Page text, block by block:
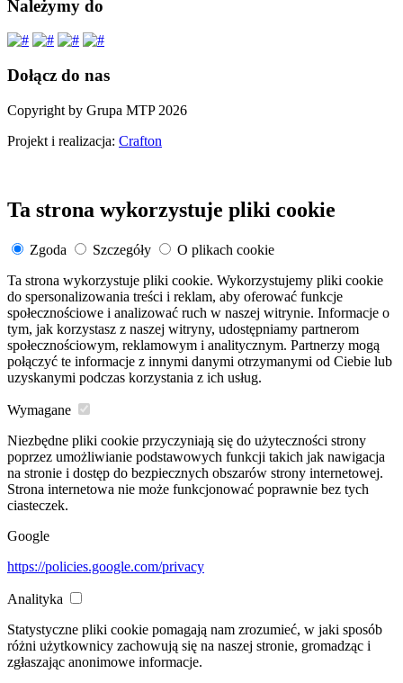
Należymy do
Dołącz do nas
Copyright by Grupa MTP 2026
Projekt i realizacja: Crafton
Ta strona wykorzystuje pliki cookie
Zgoda Szczegóły
O plikach cookie
Ta strona wykorzystuje pliki cookie. Wykorzystujemy pliki cookie
do spersonalizowania treści i reklam, aby oferować funkcje
społecznościowe i analizować ruch w naszej witrynie. Informacje o
tym, jak korzystasz z naszej witryny, udostępniamy partnerom
społecznościowym, reklamowym i analitycznym. Partnerzy mogą
połączyć te informacje z innymi danymi otrzymanymi od Ciebie lub
uzyskanymi podczas korzystania z ich usług.
Wymagane
Niezbędne pliki cookie przyczyniają się do użyteczności strony
poprzez umożliwianie podstawowych funkcji takich jak nawigacja
na stronie i dostęp do bezpiecznych obszarów strony internetowej.
Strona internetowa nie może funkcjonować poprawnie bez tych
ciasteczek.
Google
https://policies.google.com/privacy
Analityka
Statystyczne pliki cookie pomagają nam zrozumieć, w jaki sposób
różni użytkownicy zachowują się na naszej stronie, gromadząc i
zgłaszając anonimowe informacje.